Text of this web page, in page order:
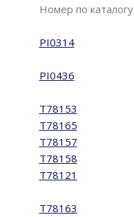
Номер по каталогу
PI0314
PI0436
T78153
T78165
T78157
T78158
T78121
T78163